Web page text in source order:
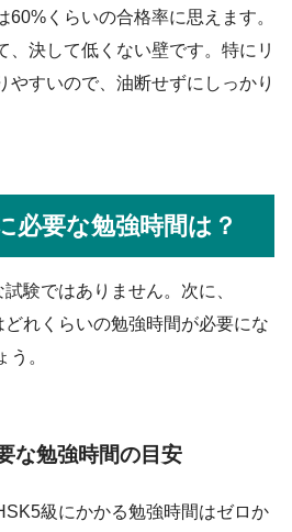
くらいの合格率に思えます。
、決して低くない壁です。特にリ
やすいので、油断せずにしっかり
必要な勉強時間は？
験ではありません。次に、
れくらいの勉強時間が必要にな
。
な勉強時間の目安
級にかかる勉強時間はゼロか